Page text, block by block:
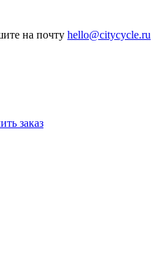
на почту hello@citycycle.ru
заказ